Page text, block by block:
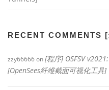
RECENT COMMENTS [
zzy66666on[程序] OSFSV
[OpenSees纤维截面可视化工具]